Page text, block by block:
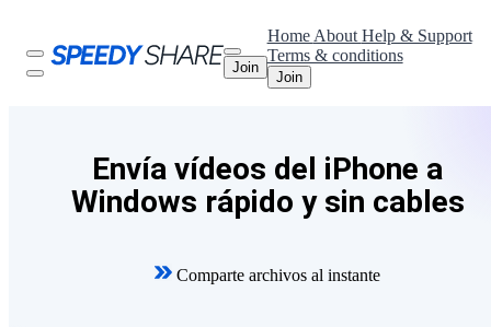
Join
Home About Help & Support
Terms & conditions
Join
Envía vídeos del iPhone a
Windows rápido y sin cables
Comparte archivos al instante